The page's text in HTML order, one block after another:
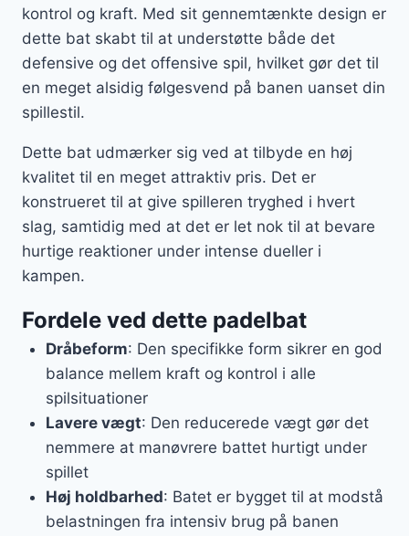
kontrol og kraft. Med sit gennemtænkte design er
dette bat skabt til at understøtte både det
defensive og det offensive spil, hvilket gør det til
en meget alsidig følgesvend på banen uanset din
spillestil.
Dette bat udmærker sig ved at tilbyde en høj
kvalitet til en meget attraktiv pris. Det er
konstrueret til at give spilleren tryghed i hvert
slag, samtidig med at det er let nok til at bevare
hurtige reaktioner under intense dueller i
kampen.
Fordele ved dette padelbat
Dråbeform: Den specifikke form sikrer en god
balance mellem kraft og kontrol i alle
spilsituationer
Lavere vægt: Den reducerede vægt gør det
nemmere at manøvrere battet hurtigt under
spillet
Høj holdbarhed: Batet er bygget til at modstå
belastningen fra intensiv brug på banen